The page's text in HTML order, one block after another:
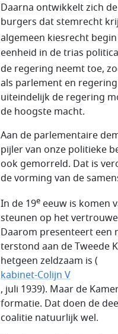
Daarna ontwikkelt zich
burgers dat stemrecht
algemeen kiesrecht
eenheid in de trias
de regering neemt toe,
als parlement en
uiteindelijk de regering
de hoogste macht.
Aan de parlementaire
pijler van onze politieke
ook gemorreld. Dat is
de vorming van de
In de 19e eeuw is komen
steunen op het
Daarom presenteert een
terstond aan de Tweede
hetgeen zeldzaam is (
kabinet-Colijn V
, juli 1939). Maar de
formatie. Dat doen de
coalitie natuurlijk wel.